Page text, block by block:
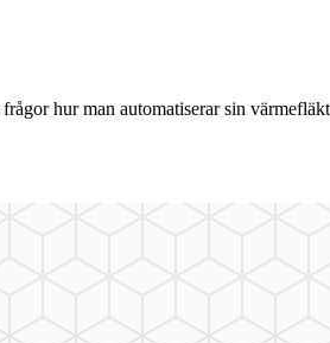
hur man automatiserar sin